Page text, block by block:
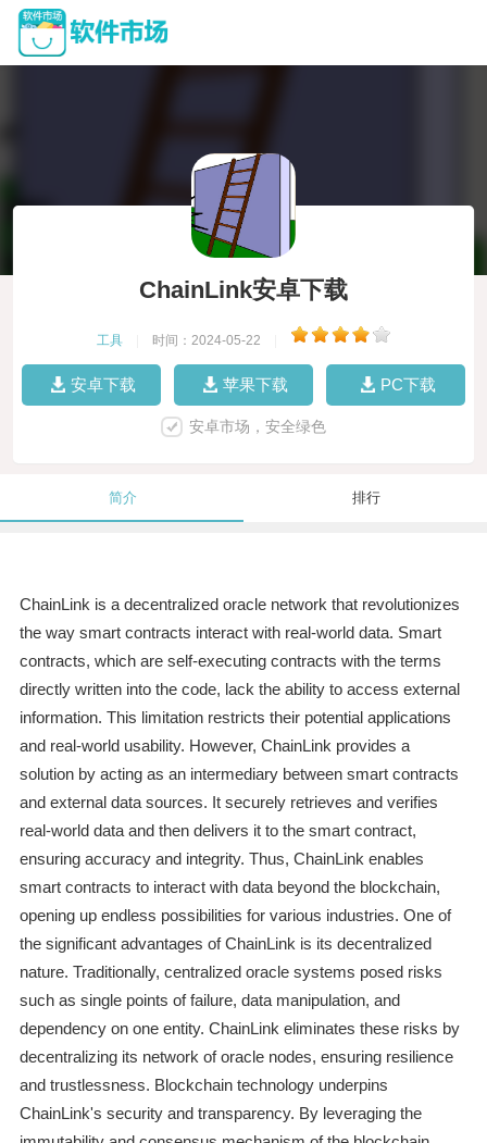
ChainLink安卓下载
工具 时间：2024-05-22
安卓下载 苹果下载 PC下载
安卓市场，安全绿色
简介 排行
ChainLink is a decentralized oracle network that revolutionizes
the way smart contracts interact with real-world data. Smart
contracts, which are self-executing contracts with the terms
directly written into the code, lack the ability to access external
information. This limitation restricts their potential applications
and real-world usability. However, ChainLink provides a
solution by acting as an intermediary between smart contracts
and external data sources. It securely retrieves and verifies
real-world data and then delivers it to the smart contract,
ensuring accuracy and integrity. Thus, ChainLink enables
smart contracts to interact with data beyond the blockchain,
opening up endless possibilities for various industries. One of
the significant advantages of ChainLink is its decentralized
nature. Traditionally, centralized oracle systems posed risks
such as single points of failure, data manipulation, and
dependency on one entity. ChainLink eliminates these risks by
decentralizing its network of oracle nodes, ensuring resilience
and trustlessness. Blockchain technology underpins
ChainLink's security and transparency. By leveraging the